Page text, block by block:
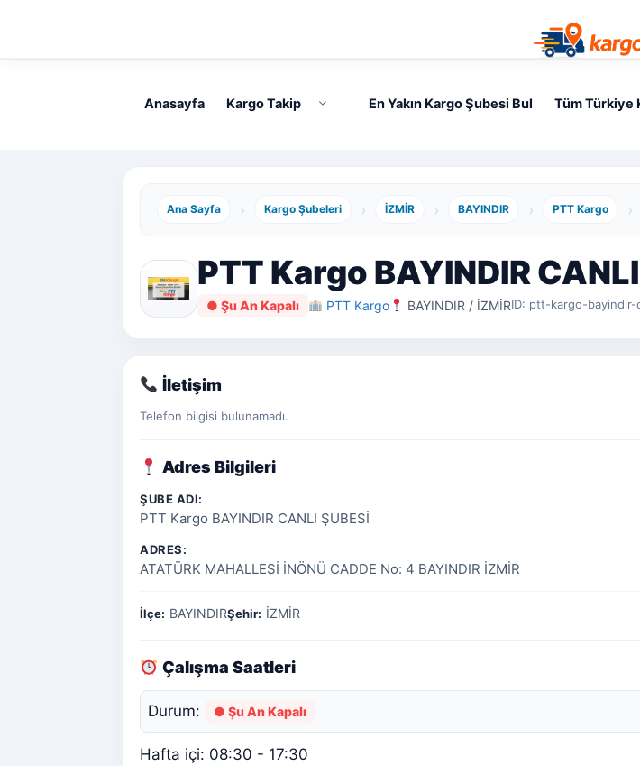
Anasayfa Kargo Takip En Yakın Kargo Şubesi Bul Tüm Türkiye
Ana Sayfa › Kargo Şubeleri › İZMİR › BAYINDIR › PTT Kargo ›
PTT Kargo BAYINDIR
● Şu An Kapalı PTT Kargo BAYINDIR / İZMİRID: ptt-kargo-bayindir-
İletişim
Telefon bilgisi bulunamadı.
Adres Bilgileri
ŞUBE ADI:
PTT Kargo BAYINDIR CANLI ŞUBESİ
ADRES:
ATATÜRK MAHALLESİ İNÖNÜ CADDE No: 4 BAYINDIR İZMİR
İlçe: BAYINDIRŞehir: İZMİR
Çalışma Saatleri
Durum: ● Şu An Kapalı
Hafta içi: 08:30 - 17:30